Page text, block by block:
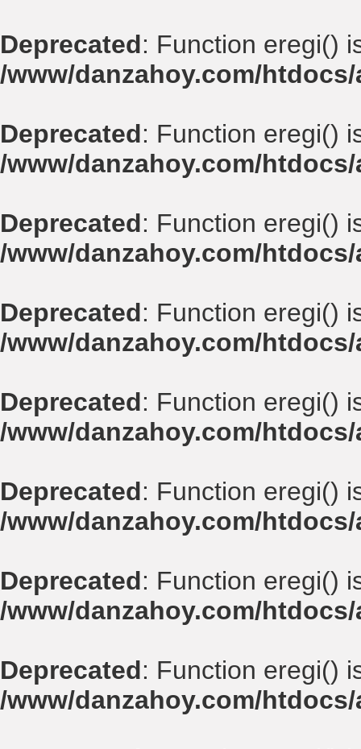
Deprecated: Function eregi()
/www/danzahoy.com/
Deprecated: Function eregi()
/www/danzahoy.com/
Deprecated: Function eregi()
/www/danzahoy.com/
Deprecated: Function eregi()
/www/danzahoy.com/
Deprecated: Function eregi()
/www/danzahoy.com/
Deprecated: Function eregi()
/www/danzahoy.com/
Deprecated: Function eregi()
/www/danzahoy.com/
Deprecated: Function eregi()
/www/danzahoy.com/